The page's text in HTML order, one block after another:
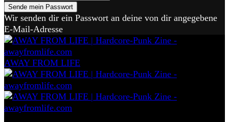
Wir senden dir ein Passwort an deine von dir angegebene
E-Mail-Adresse
AWAY FROM LIFE